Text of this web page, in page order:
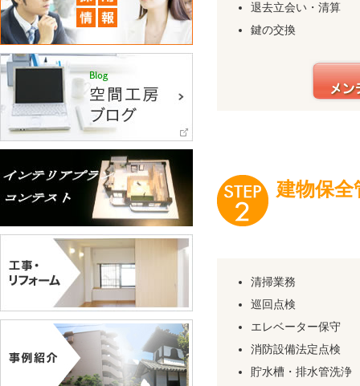
退去立会い・清算
鍵の交換
建物保全
清掃業務
巡回点検
エレベーター保守
消防設備法定点検
貯水槽・排水管洗浄